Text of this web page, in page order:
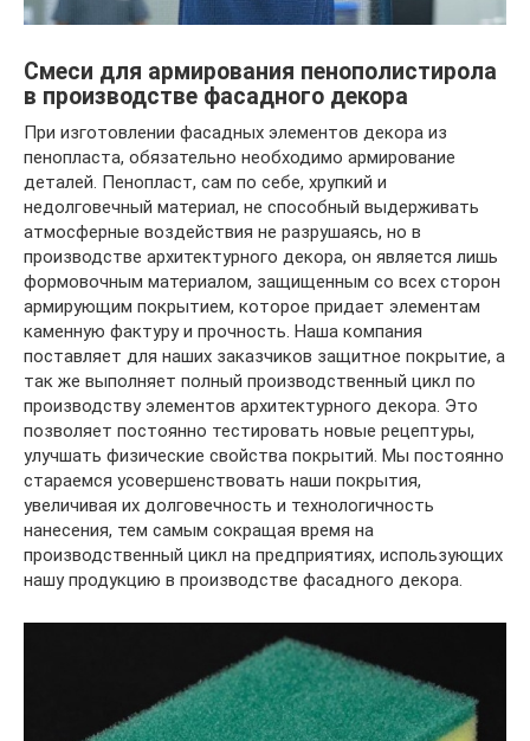
Смеси для армирования пенополистирола
в производстве фасадного декора
При изготовлении фасадных элементов декора из
пенопласта, обязательно необходимо армирование
деталей. Пенопласт, сам по себе, хрупкий и
недолговечный материал, не способный выдерживать
атмосферные воздействия не разрушаясь, но в
производстве архитектурного декора, он является лишь
формовочным материалом, защищенным со всех сторон
армирующим покрытием, которое придает элементам
каменную фактуру и прочность. Наша компания
поставляет для наших заказчиков защитное покрытие, а
так же выполняет полный производственный цикл по
производству элементов архитектурного декора. Это
позволяет постоянно тестировать новые рецептуры,
улучшать физические свойства покрытий. Мы постоянно
стараемся усовершенствовать наши покрытия,
увеличивая их долговечность и технологичность
нанесения, тем самым сокращая время на
производственный цикл на предприятиях, использующих
нашу продукцию в производстве фасадного декора.